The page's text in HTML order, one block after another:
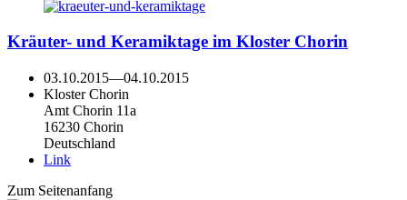
Kräuter- und Keramiktage im Kloster Chorin
03.10.2015—04.10.2015
Kloster Chorin
Amt Chorin 11a
16230 Chorin
Deutschland
Link
Zum Seitenanfang